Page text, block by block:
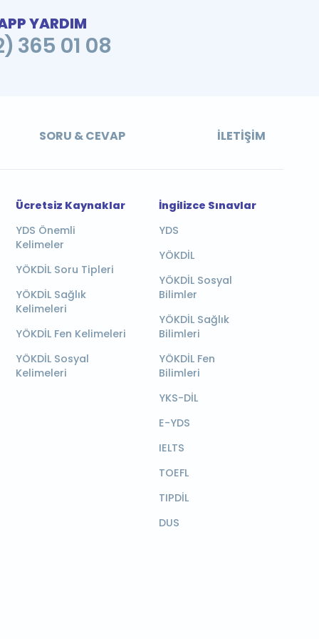
YARDIM
365 01 08
SORU & CEVAP İLETIŞIM
Ücretsiz Kaynaklar
YDS Önemli
Kelimeler
YÖKDİL Soru Tipleri
YÖKDİL Sağlık
Kelimeleri
YÖKDİL Fen Kelimeleri
YÖKDİL Sosyal
Kelimeleri
İngilizce Sınavlar
YDS
YÖKDİL
YÖKDİL Sosyal
Bilimler
YÖKDİL Sağlık
Bilimleri
YÖKDİL Fen
Bilimleri
YKS-DİL
E-YDS
IELTS
TOEFL
TIPDİL
DUS